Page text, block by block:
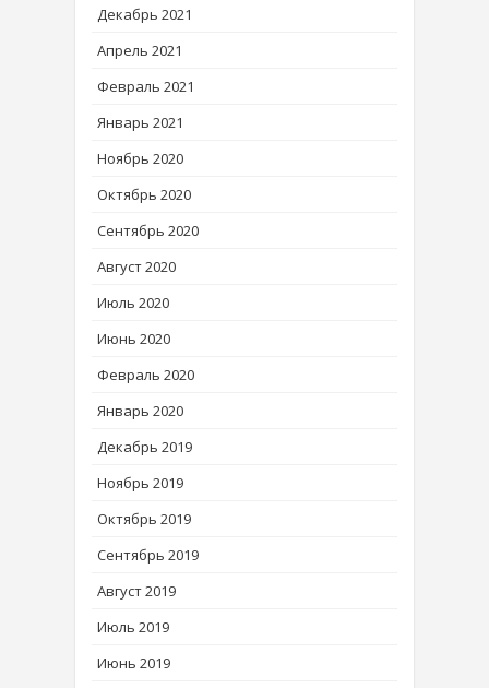
Декабрь 2021
Апрель 2021
Февраль 2021
Январь 2021
Ноябрь 2020
Октябрь 2020
Сентябрь 2020
Август 2020
Июль 2020
Июнь 2020
Февраль 2020
Январь 2020
Декабрь 2019
Ноябрь 2019
Октябрь 2019
Сентябрь 2019
Август 2019
Июль 2019
Июнь 2019